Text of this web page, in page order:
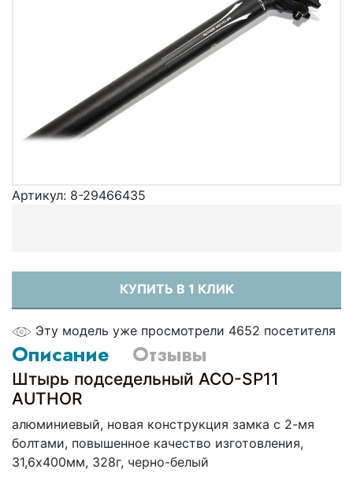
Артикул: 8-29466435
КУПИТЬ В 1 КЛИК
Эту модель уже просмотрели 4652 посетителя
Описание Отзывы
Штырь подседельный ACO-SP11
AUTHOR
алюминиевый, новая конструкция замка с 2-мя
болтами, повышенное качество изготовления,
31,6х400мм, 328г, черно-белый